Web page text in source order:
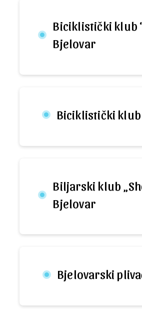
Biciklistički klub
Bjelovar
Biciklistički klub
Biljarski klub
Bjelovar
Bjelovarski